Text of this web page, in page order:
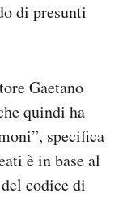
di presunti
Gaetano
quindi ha
specifica
è in base al
del codice di